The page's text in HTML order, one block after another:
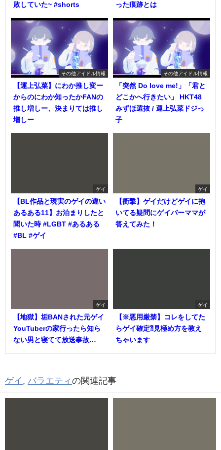
敗していた~ #shorts
った痕跡とは
その他アイドル情報
【運上弘菜】にわか推し変ー
からのにわか知ったかFANの
推し増しー、決まりては推し
増しー
その他アイドル情報
「突然 Do love me!」「君と
どこかへ行きたい」 HKT48
みずほ選抜 / 運上弘菜ドジっ
子
ゲイ
【BL作品と現実のゲイの違い
あるある11】お泊まりしたと
聞いた時 #LGBT #あるある
#BL #ゲイ
ゲイ
【衝撃】ゲイだけどゲイに抱
いてる疑問にゲイバーママが
答えてみた！
ゲイ
【地獄】垢BANされた元ゲイ
YouTuberの家行ったら知ら
ない男と寝てて放送事故…
ゲイ
【※悪用厳禁】コレをしてた
らゲイ確定⁈見極め方を教え
ちゃいます
ゲイ , バラエティ の関連記事